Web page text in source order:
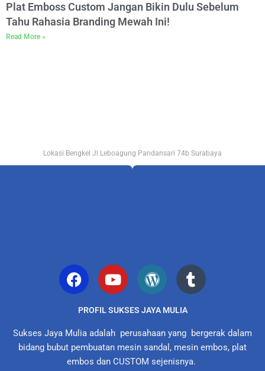
Plat Emboss Custom Jangan Bikin Dulu Sebelum
Tahu Rahasia Branding Mewah Ini!
Read More »
Lokasi Bengkel Jl Leboagung Pandansari 74b Surabaya
PROFIL SUKSES JAYA MULIA
Sukses Jaya Mulia adalah perusahaan yang bergerak dalam
bidang bubut pembuatan mesin sandal, mesin embos, plat
embos dan CUSTOM sejenisnya.